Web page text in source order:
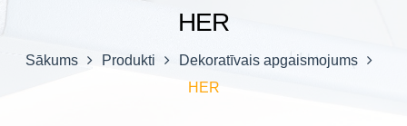
HER
Sākums Produkti
Dekoratīvais apgaismojums
HER